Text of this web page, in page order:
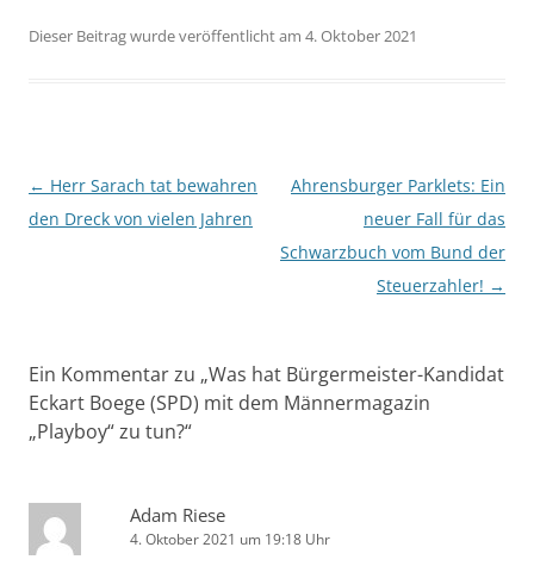
Dieser Beitrag wurde veröffentlicht am 4. Oktober 2021
Beitragsnavigation
← Herr Sarach tat bewahren
den Dreck von vielen Jahren
Ahrensburger Parklets: Ein
neuer Fall für das
Schwarzbuch vom Bund der
Steuerzahler! →
Ein Kommentar zu „Was hat Bürgermeister-Kandidat
Eckart Boege (SPD) mit dem Männermagazin
„Playboy“ zu tun?“
Adam Riese
4. Oktober 2021 um 19:18 Uhr